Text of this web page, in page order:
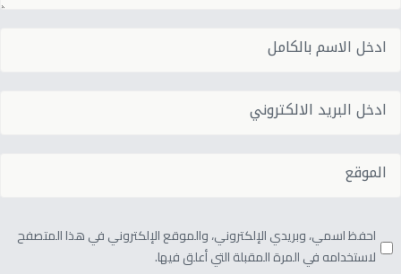
احفظ اسمي، وبريدي الإلكتروني، والموقع الإلكتروني في هذا المتصفح
لاستخدامه في المرة المقبلة التي أعلق فيها.